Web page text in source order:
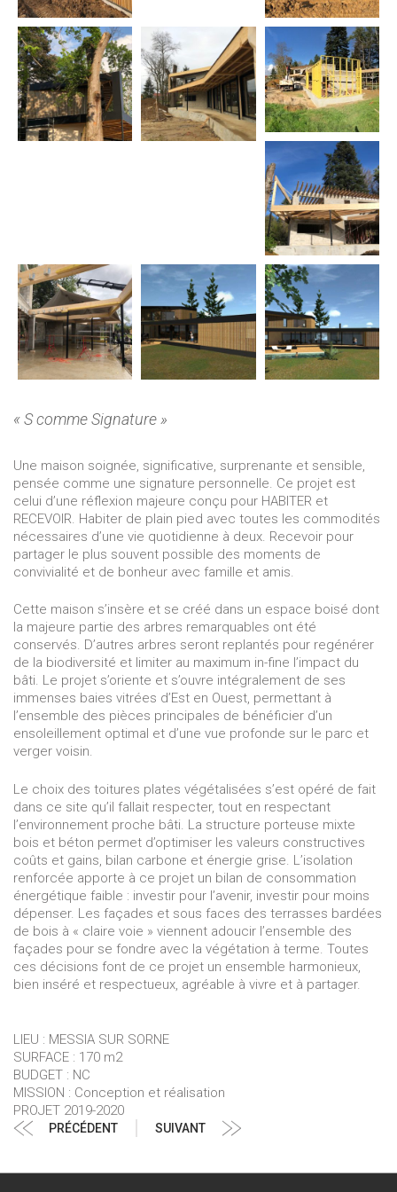
« S comme Signature »
Une maison soignée, significative, surprenante et sensible,
pensée comme une signature personnelle. Ce projet est
celui d’une réflexion majeure conçu pour HABITER et
RECEVOIR. Habiter de plain pied avec toutes les commodités
nécessaires d’une vie quotidienne à deux. Recevoir pour
partager le plus souvent possible des moments de
convivialité et de bonheur avec famille et amis.
Cette maison s’insère et se créé dans un espace boisé dont
la majeure partie des arbres remarquables ont été
conservés. D’autres arbres seront replantés pour regénérer
de la biodiversité et limiter au maximum in-fine l’impact du
bâti. Le projet s’oriente et s’ouvre intégralement de ses
immenses baies vitrées d’Est en Ouest, permettant à
l’ensemble des pièces principales de bénéficier d’un
ensoleillement optimal et d’une vue profonde sur le parc et
verger voisin.
Le choix des toitures plates végétalisées s’est opéré de fait
dans ce site qu’il fallait respecter, tout en respectant
l’environnement proche bâti. La structure porteuse mixte
bois et béton permet d’optimiser les valeurs constructives
coûts et gains, bilan carbone et énergie grise. L’isolation
renforcée apporte à ce projet un bilan de consommation
énergétique faible : investir pour l’avenir, investir pour moins
dépenser. Les façades et sous faces des terrasses bardées
de bois à « claire voie » viennent adoucir l’ensemble des
façades pour se fondre avec la végétation à terme. Toutes
ces décisions font de ce projet un ensemble harmonieux,
bien inséré et respectueux, agréable à vivre et à partager.
LIEU : MESSIA SUR SORNE
SURFACE : 170 m2
BUDGET : NC
MISSION : Conception et réalisation
PROJET 2019-2020
Navigation
Article
PRÉCÉDENT
Article
SUIVANT